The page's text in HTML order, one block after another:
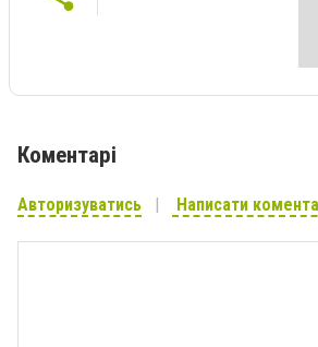
Коментарі
Авторизуватись Написати